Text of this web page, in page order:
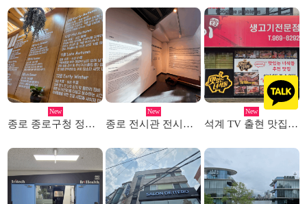
New
종로 종로구청 정원사의집 시트레터링 시공
New
종로 전시관 전시회 레터링 투명실사 작업
New
석계 TV 출현 맛집 고깃집 메뉴판 및 선팅시공